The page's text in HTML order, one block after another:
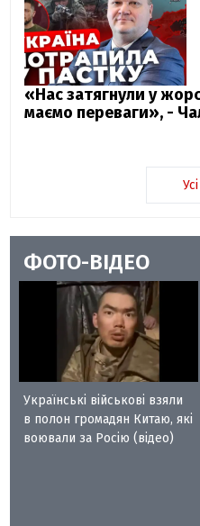
«Нас затягнули у
маємо переваги», -
ФОТО-ВІДЕО
Українські військові взяли
в полон громадян Китаю, які
воювали за Росію (відео)